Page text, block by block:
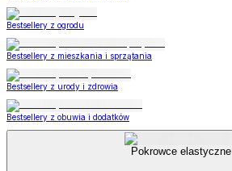
Bestsellery z ogrodu
Bestsellery z mieszkania i sprzątania
Bestsellery z urody i zdrowia
Bestsellery z obuwia i dodatków
Pokrowce elastyczne